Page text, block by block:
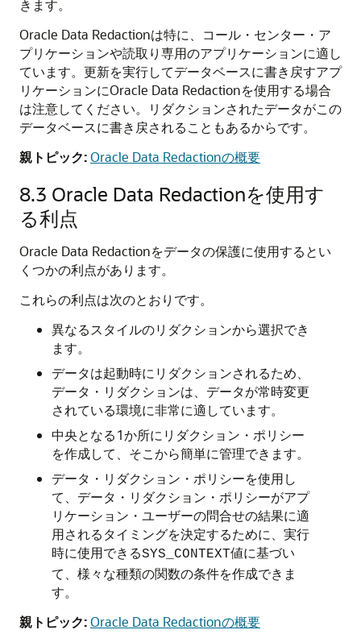
きます。
Oracle Data Redactionは特に、コール・センター・ア
プリケーションや読取り専用のアプリケーションに適し
ています。更新を実行してデータベースに書き戻すアプ
リケーションにOracle Data Redactionを使用する場合
は注意してください。リダクションされたデータがこの
データベースに書き戻されることもあるからです。
親トピック:Oracle Data Redactionの概要
8.3 Oracle Data Redactionを使用す
る利点
Oracle Data Redactionをデータの保護に使用するとい
くつかの利点があります。
これらの利点は次のとおりです。
異なるスタイルのリダクションから選択でき
ます。
データは起動時にリダクションされるため、
データ・リダクションは、データが常時変更
されている環境に非常に適しています。
中央となる1か所にリダクション・ポリシー
を作成して、そこから簡単に管理できます。
データ・リダクション・ポリシーを使用し
て、データ・リダクション・ポリシーがアプ
リケーション・ユーザーの問合せの結果に適
用されるタイミングを決定するために、実行
時に使用できるSYS_CONTEXT値に基づい
て、様々な種類の関数の条件を作成できま
す。
親トピック:Oracle Data Redactionの概要